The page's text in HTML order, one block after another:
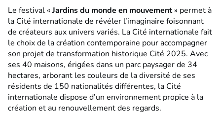
Le festival «Jardins du monde en mouvement» permet à
la Cité internationale de révéler l’imaginaire foisonnant
de créateurs aux univers variés. La Cité internationale fait
le choix de la création contemporaine pour accompagner
son projet de transformation historique Cité 2025. Avec
ses 40 maisons, érigées dans un parc paysager de 34
hectares, arborant les couleurs de la diversité de ses
résidents de 150 nationalités différentes, la Cité
internationale dispose d’un environnement propice à la
création et au renouvellement des regards.